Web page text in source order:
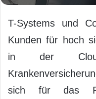
T-Systems und
Kunden für hoch
in der
sich für das